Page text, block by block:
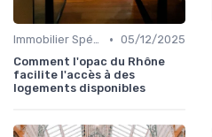
Immobilier Spécialisé (Santé, Éducation) • 05/12/2025
Comment l'opac du Rhône
facilite l'accès à des
logements disponibles